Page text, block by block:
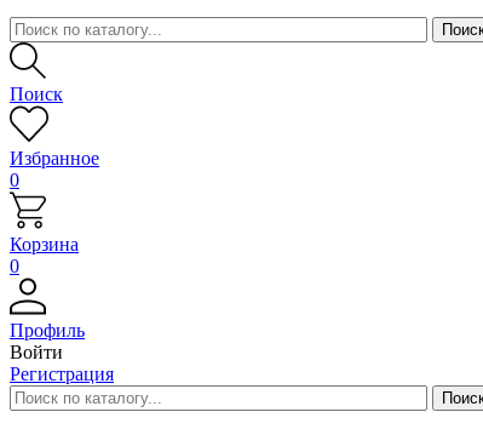
Поиск
Избранное
0
Корзина
0
Профиль
Войти
Регистрация